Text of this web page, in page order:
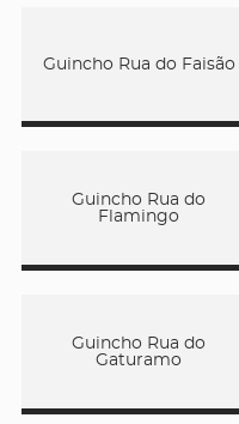
Guincho Rua do Faisão
Guincho Rua do
Flamingo
Guincho Rua do
Gaturamo